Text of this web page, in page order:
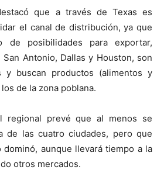
que a través de Texas es
el canal de distribución, ya que
de posibilidades para exportar,
Antonio, Dallas y Houston, son
y buscan productos (alimentos y
de la zona poblana.
regional prevé que al menos se
de las cuatro ciudades, pero que
aunque llevará tiempo a la
otros mercados.